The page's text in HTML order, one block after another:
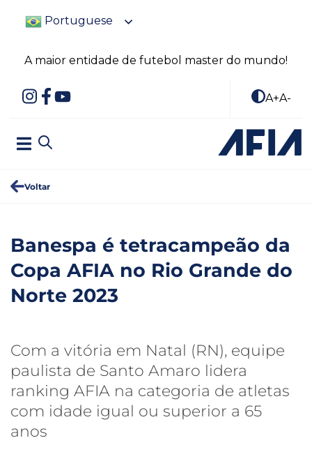
Portuguese
A maior entidade de futebol master do mundo!
A+A-
Voltar
Banespa é tetracampeão da
Copa AFIA no Rio Grande do
Norte 2023
Com a vitória em Natal (RN), equipe
paulista de Santo Amaro lidera
ranking AFIA na categoria de atletas
com idade igual ou superior a 65
anos